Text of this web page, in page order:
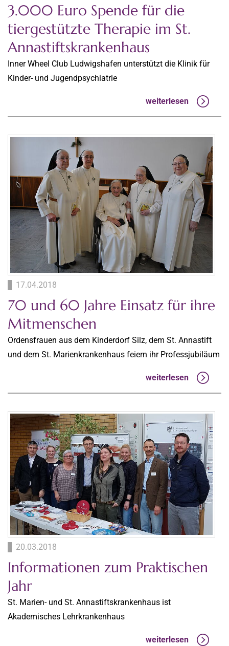
3.000 Euro Spende für die
tiergestützte Therapie im St.
Annastiftskrankenhaus
Inner Wheel Club Ludwigshafen unterstützt die Klinik für
Kinder- und Jugendpsychiatrie
weiterlesen
17.04.2018
70 und 60 Jahre Einsatz für ihre
Mitmenschen
Ordensfrauen aus dem Kinderdorf Silz, dem St. Annastift
und dem St. Marienkrankenhaus feiern ihr Professjubiläum
weiterlesen
20.03.2018
Informationen zum Praktischen
Jahr
St. Marien- und St. Annastiftskrankenhaus ist
Akademisches Lehrkrankenhaus
weiterlesen